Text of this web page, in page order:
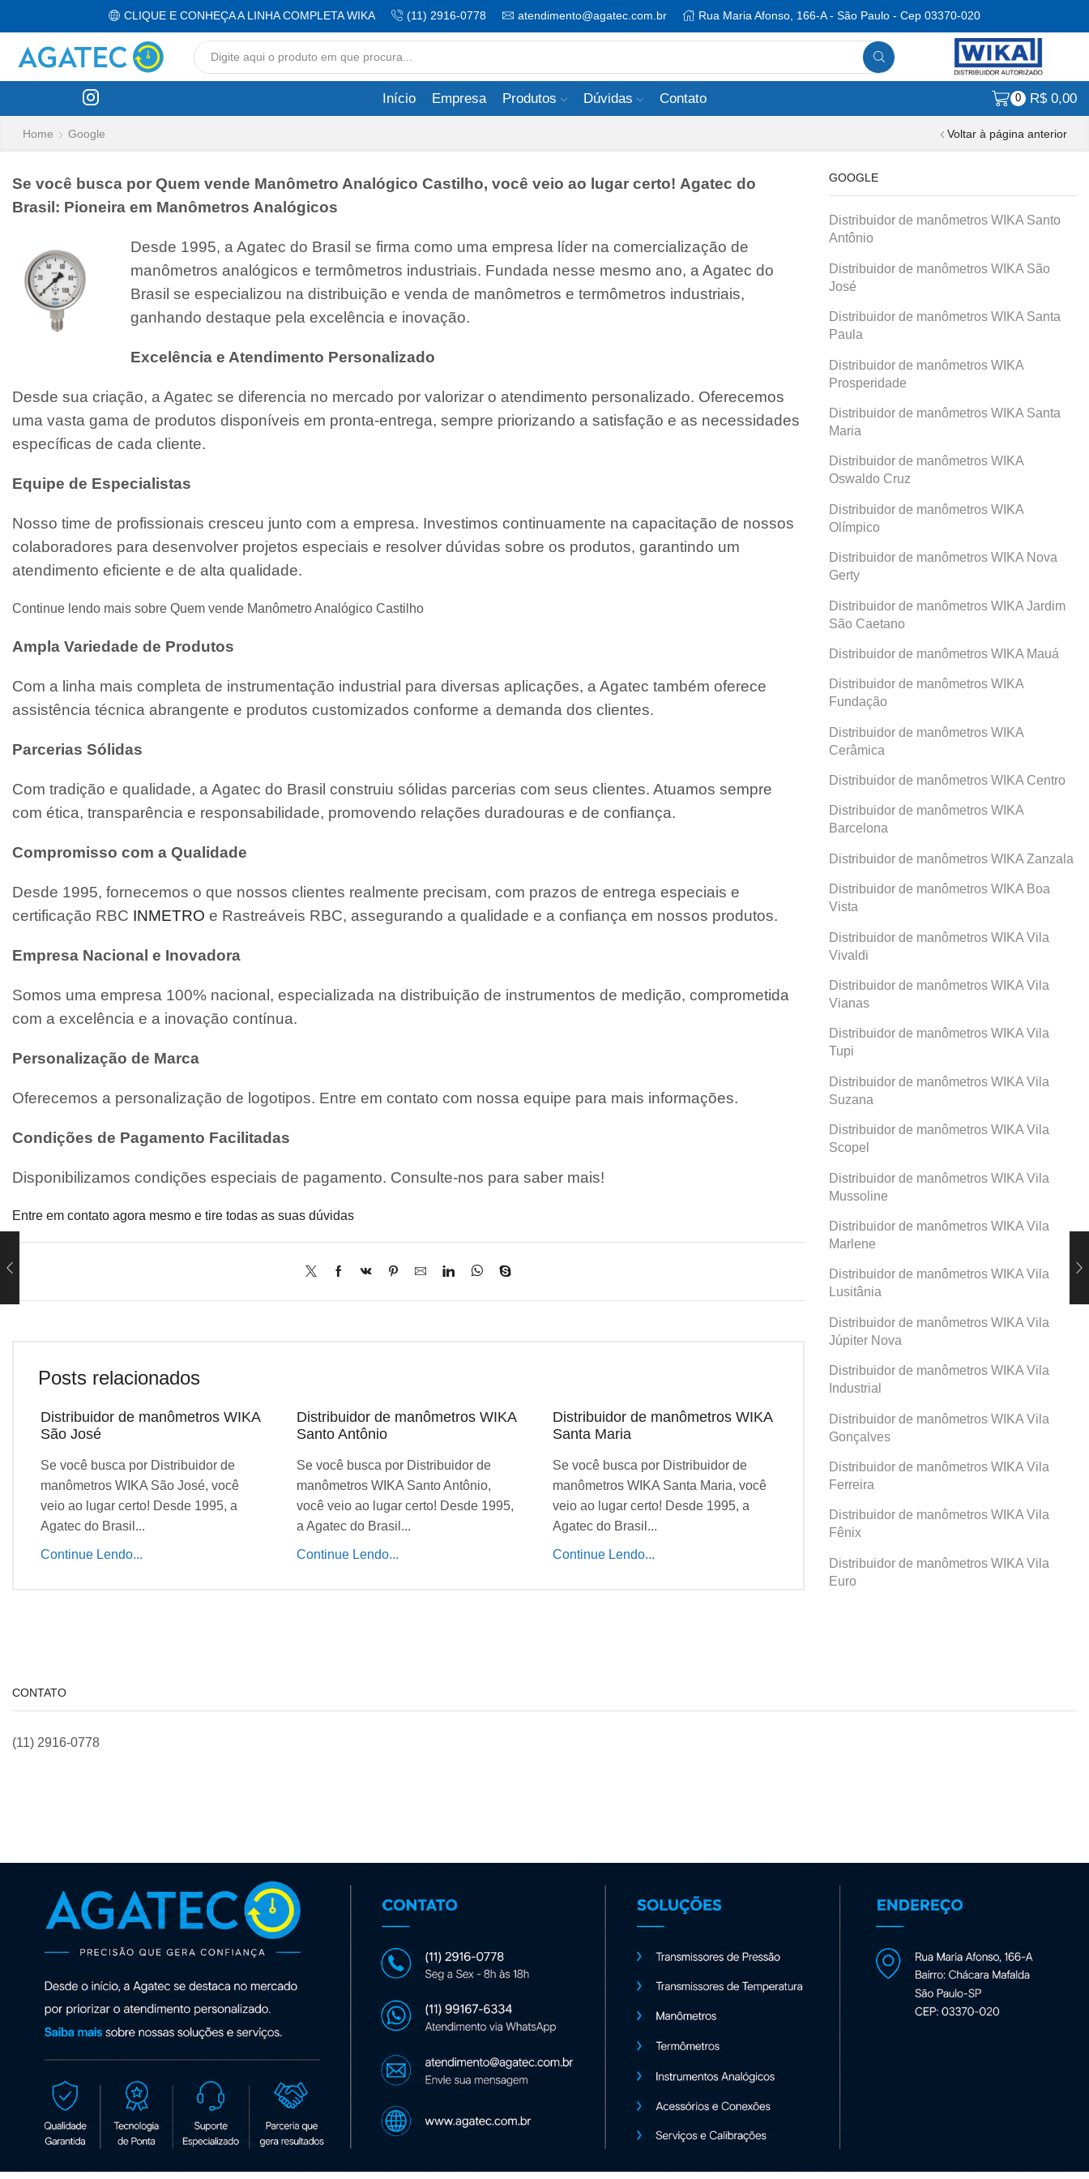
CLIQUE E CONHEÇA A LINHA COMPLETA WIKA (11) 2916-0778 atendimento@agatec.com.br Rua Maria Afonso, 166-A - São Paulo - Cep 03370-020
input
Início Empresa Produtos Dúvidas Contato 0 R$0,00
Voltar à página anterior
Home Google
Se você busca por Quem vende Manômetro Analógico Castilho, você veio ao lugar certo! Agatec do
Brasil: Pioneira em Manômetros Analógicos
Desde 1995, a Agatec do Brasil se firma como uma empresa líder na comercialização de
manômetros analógicos e termômetros industriais. Fundada nesse mesmo ano, a Agatec do
Brasil se especializou na distribuição e venda de manômetros e termômetros industriais,
ganhando destaque pela excelência e inovação.
Excelência e Atendimento Personalizado
Desde sua criação, a Agatec se diferencia no mercado por valorizar o atendimento personalizado. Oferecemos
uma vasta gama de produtos disponíveis em pronta-entrega, sempre priorizando a satisfação e as necessidades
específicas de cada cliente.
Equipe de Especialistas
Nosso time de profissionais cresceu junto com a empresa. Investimos continuamente na capacitação de nossos
colaboradores para desenvolver projetos especiais e resolver dúvidas sobre os produtos, garantindo um
atendimento eficiente e de alta qualidade.
Continue lendo mais sobre Quem vende Manômetro Analógico Castilho
Ampla Variedade de Produtos
Com a linha mais completa de instrumentação industrial para diversas aplicações, a Agatec também oferece
assistência técnica abrangente e produtos customizados conforme a demanda dos clientes.
Parcerias Sólidas
Com tradição e qualidade, a Agatec do Brasil construiu sólidas parcerias com seus clientes. Atuamos sempre
com ética, transparência e responsabilidade, promovendo relações duradouras e de confiança.
Compromisso com a Qualidade
Desde 1995, fornecemos o que nossos clientes realmente precisam, com prazos de entrega especiais e
certificação RBC INMETRO e Rastreáveis RBC, assegurando a qualidade e a confiança em nossos produtos.
Empresa Nacional e Inovadora
Somos uma empresa 100% nacional, especializada na distribuição de instrumentos de medição, comprometida
com a excelência e a inovação contínua.
Personalização de Marca
Oferecemos a personalização de logotipos. Entre em contato com nossa equipe para mais informações.
Condições de Pagamento Facilitadas
Disponibilizamos condições especiais de pagamento. Consulte-nos para saber mais!
Entre em contato agora mesmo e tire todas as suas dúvidas
Posts relacionados
Distribuidor de manômetros WIKA
São José
Se você busca por Distribuidor de
manômetros WIKA São José, você
veio ao lugar certo! Desde 1995, a
Agatec do Brasil...
Continue Lendo...
Distribuidor de manômetros WIKA
Santo Antônio
Se você busca por Distribuidor de
manômetros WIKA Santo Antônio,
você veio ao lugar certo! Desde 1995,
a Agatec do Brasil...
Continue Lendo...
Distribuidor de manômetros WIKA
Santa Maria
Se você busca por Distribuidor de
manômetros WIKA Santa Maria, você
veio ao lugar certo! Desde 1995, a
Agatec do Brasil...
Continue Lendo...
Distribuidor de manômetros WIKA
Prosperidade
Se você busca por Distribuidor de
manômetros WIKA Prosperidade, você
veio ao lugar certo! Desde 1995, a
Agatec do Brasil vem...
GOOGLE
Distribuidor de manômetros WIKA Santo
Antônio
Distribuidor de manômetros WIKA São
José
Distribuidor de manômetros WIKA Santa
Paula
Distribuidor de manômetros WIKA
Prosperidade
Distribuidor de manômetros WIKA Santa
Maria
Distribuidor de manômetros WIKA
Oswaldo Cruz
Distribuidor de manômetros WIKA
Olímpico
Distribuidor de manômetros WIKA Nova
Gerty
Distribuidor de manômetros WIKA Jardim
São Caetano
Distribuidor de manômetros WIKA Mauá
Distribuidor de manômetros WIKA
Fundação
Distribuidor de manômetros WIKA
Cerâmica
Distribuidor de manômetros WIKA Centro
Distribuidor de manômetros WIKA
Barcelona
Distribuidor de manômetros WIKA Zanzala
Distribuidor de manômetros WIKA Boa
Vista
Distribuidor de manômetros WIKA Vila
Vivaldi
Distribuidor de manômetros WIKA Vila
Vianas
Distribuidor de manômetros WIKA Vila
Tupi
Distribuidor de manômetros WIKA Vila
Suzana
Distribuidor de manômetros WIKA Vila
Scopel
Distribuidor de manômetros WIKA Vila
Mussoline
Distribuidor de manômetros WIKA Vila
Marlene
Distribuidor de manômetros WIKA Vila
Lusitânia
Distribuidor de manômetros WIKA Vila
Júpiter Nova
Distribuidor de manômetros WIKA Vila
Industrial
Distribuidor de manômetros WIKA Vila
Gonçalves
Distribuidor de manômetros WIKA Vila
Ferreira
Distribuidor de manômetros WIKA Vila
Fênix
Distribuidor de manômetros WIKA Vila
Euro
CONTATO
(11) 2916-0778